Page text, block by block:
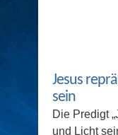
Jesus
sein
Die Predigt
und Licht